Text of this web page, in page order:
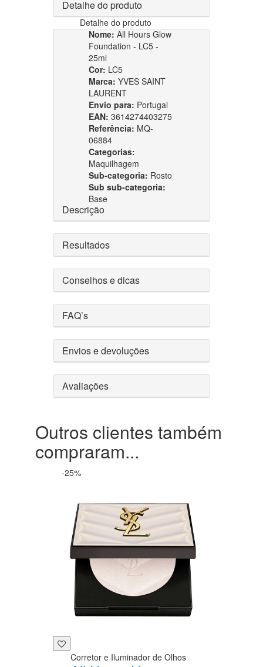
Detalhe do produto
Detalhe do produto
Nome: All Hours Glow
Foundation - LC5 -
25ml
Cor: LC5
Marca: YVES SAINT
LAURENT
Envio para: Portugal
EAN: 3614274403275
Referência: MQ-
06884
Categorias:
Maquilhagem
Sub-categoria: Rosto
Sub sub-categoria:
Base
Descrição
Resultados
Conselhos e dicas
FAQ’s
Envios e devoluções
Avaliações
Outros clientes também
compraram...
-25%
Corretor e Iluminador de Olhos